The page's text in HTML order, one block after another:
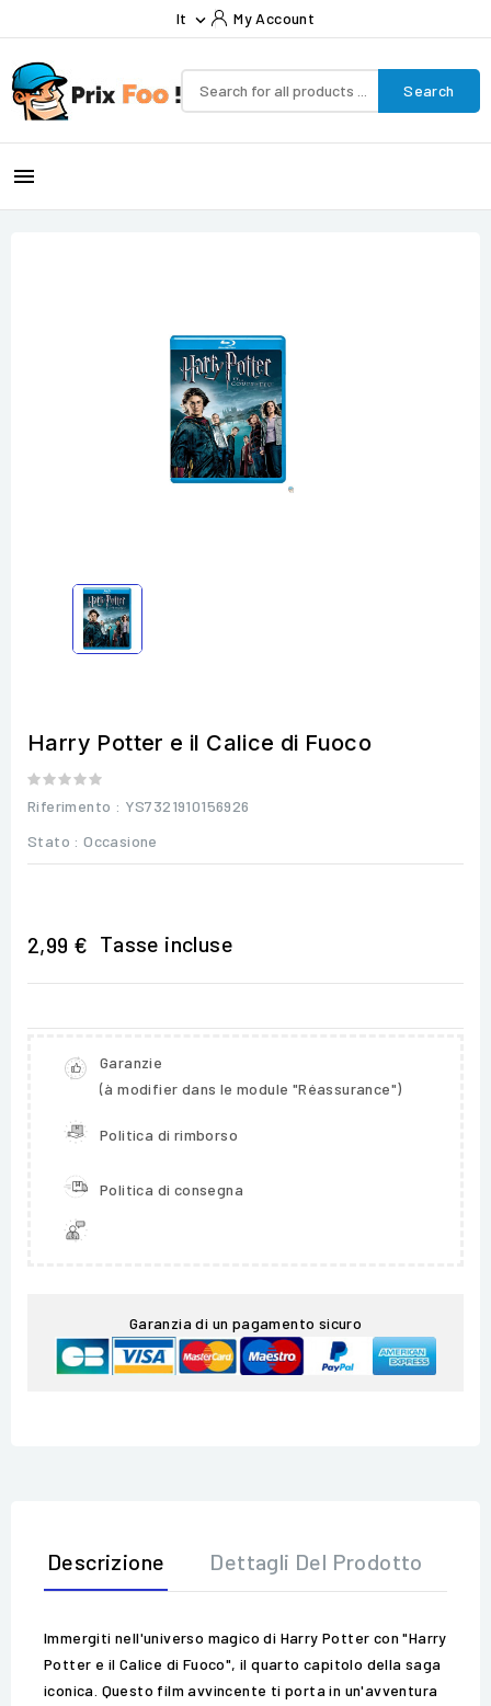
It  My Account
Search

Harry Potter e il Calice di Fuoco
Riferimento : YS7321910156926
Stato : Occasione
2,99 € Tasse incluse
Garanzie
(à modifier dans le module "Réassurance")
Politica di rimborso
Politica di consegna
Garanzia di un pagamento sicuro
Descrizione Dettagli Del Prodotto
Immergiti nell'universo magico di Harry Potter con "Harry
Potter e il Calice di Fuoco", il quarto capitolo della saga
iconica. Questo film avvincente ti porta in un'avventura